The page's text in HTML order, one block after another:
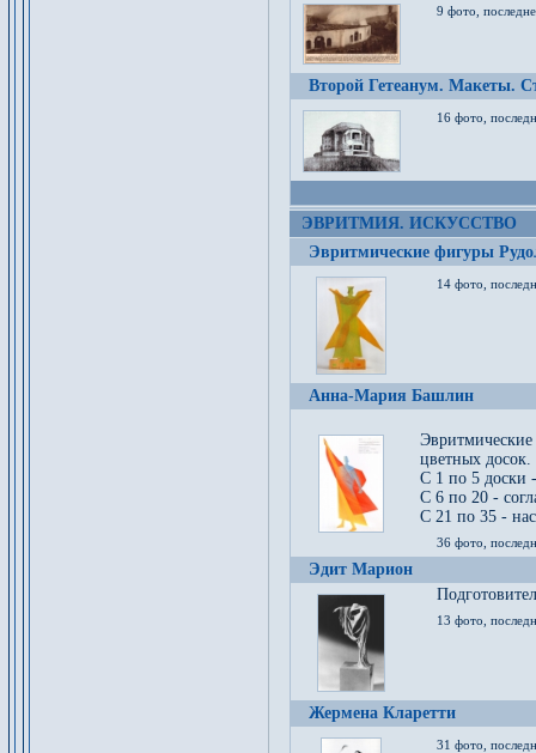
9 фото,
Второй Гетеанум. Макеты.
16 фото,
ЭВРИТМИЯ. ИСКУССТВО
Эвритмические фигуры
14 фото,
Анна-Мария Башлин
цветных досок.
С 1 по 5 доски
С 6 по 20 -
С 21 по 35 -
36 фото,
Эдит Марион
13 фото,
Жермена Кларетти
31 фото,